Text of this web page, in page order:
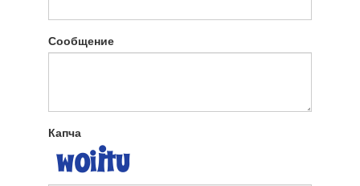
Сообщение
Капча